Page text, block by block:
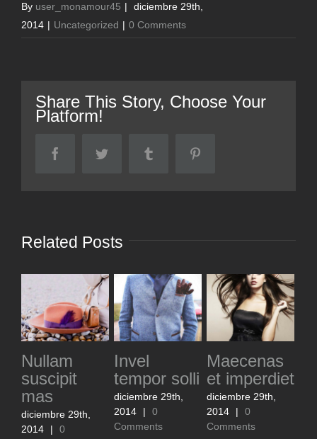
By user_monamour45 |
diciembre 29th,
2014 | Uncategorized | 0 Comments
Share This Story, Choose Your
Platform!
FacebookTwitter Tumblr
Related Posts
imperdiet
29th,
0
tempor
turpis
neque
diciembre 29th,
Praesent
sem
dignisim
diciembre 29th,
0
eget
diciembre